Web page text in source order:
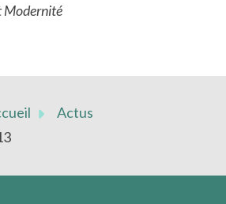
Modernité
Actus